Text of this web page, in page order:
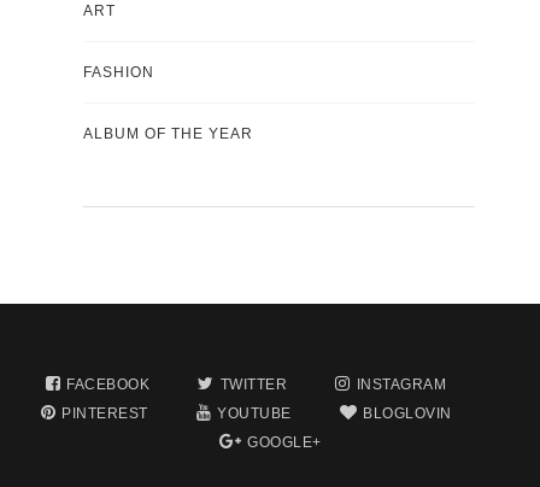
ART
FASHION
ALBUM OF THE YEAR
FACEBOOK TWITTER
INSTAGRAM
PINTEREST
YOUTUBE
BLOGLOVIN
GOOGLE+